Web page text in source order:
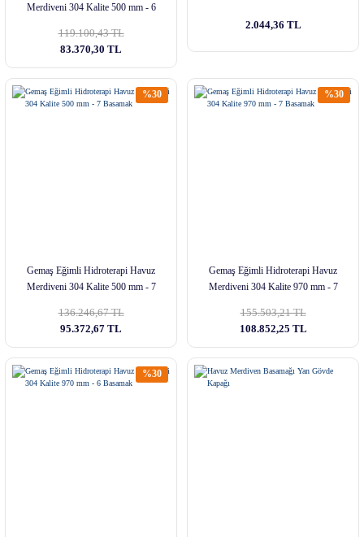
Merdiveni 304 Kalite 500 mm - 6
119.100,43 TL
83.370,30 TL
2.044,36 TL
%30
Gemaş Eğimli Hidroterapi Havuz
Merdiveni 304 Kalite 500 mm - 7
136.246,67 TL
95.372,67 TL
%30
Gemaş Eğimli Hidroterapi Havuz
Merdiveni 304 Kalite 970 mm - 7
155.503,21 TL
108.852,25 TL
%30